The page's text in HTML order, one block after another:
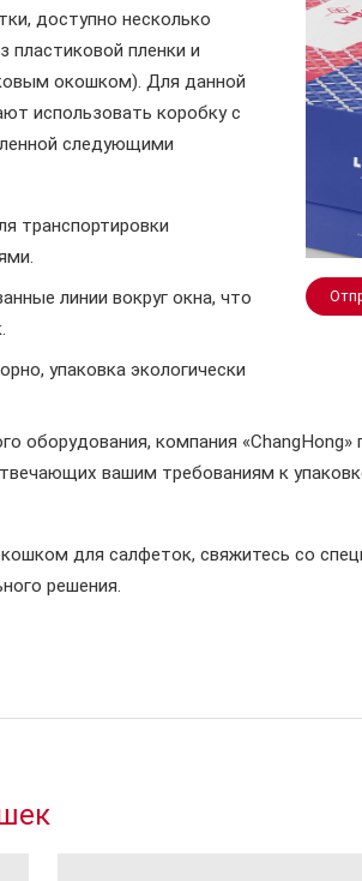
доступно несколько
пластиковой пленки и
окошком). Для данной
использовать коробку с
следующими
транспортировки
линии вокруг окна, что
упаковка экологически
оборудования, компания «ChangHong»
вашим требованиям к
для салфеток, свяжитесь со
решения.